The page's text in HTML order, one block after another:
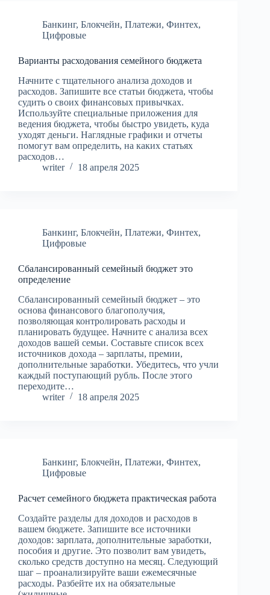
Банкинг, Блокчейн, Платежи, Финтех,
Цифровые
Варианты расходования семейного бюджета
Начните с тщательного анализа доходов и
расходов. Запишите все статьи бюджета, чтобы
судить о своих финансовых привычках.
Используйте специальные приложения для
ведения бюджета, чтобы быстро увидеть, куда
уходят деньги. Наглядные графики и отчеты
помогут вам определить, на каких статьях
расходов…
writer
18 апреля 2025
Банкинг, Блокчейн, Платежи, Финтех,
Цифровые
Сбалансированный семейный бюджет это
определение
Сбалансированный семейный бюджет – это
основа финансового благополучия,
позволяющая контролировать расходы и
планировать будущее. Начните с анализа всех
доходов вашей семьи. Составьте список всех
источников дохода – зарплаты, премии,
дополнительные заработки. Убедитесь, что учли
каждый поступающий рубль. После этого
переходите…
writer
18 апреля 2025
Банкинг, Блокчейн, Платежи, Финтех,
Цифровые
Расчет семейного бюджета практическая работа
Создайте разделы для доходов и расходов в
вашем бюджете. Запишите все источники
доходов: зарплата, дополнительные заработки,
пособия и другие. Это позволит вам увидеть,
сколько средств доступно на месяц. Следующий
шаг – проанализируйте ваши ежемесячные
расходы. Разбейте их на обязательные